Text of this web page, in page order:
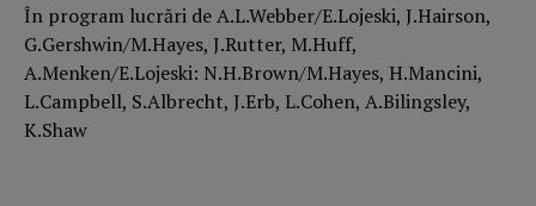
În program lucrări de A.L.Webber/E.Lojeski, J.Hairson,
G.Gershwin/M.Hayes, J.Rutter, M.Huff,
A.Menken/E.Lojeski: N.H.Brown/M.Hayes, H.Mancini,
L.Campbell, S.Albrecht, J.Erb, L.Cohen, A.Bilingsley,
K.Shaw